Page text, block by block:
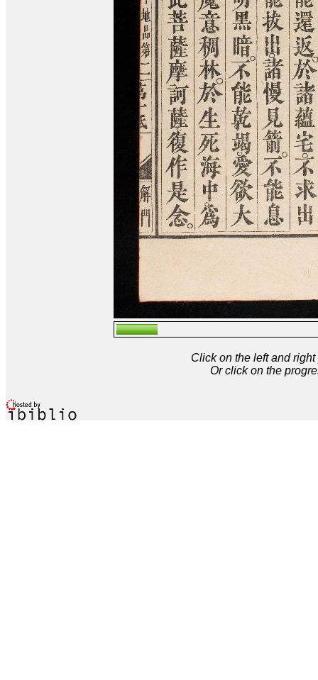
Click on the left and
Or click on the